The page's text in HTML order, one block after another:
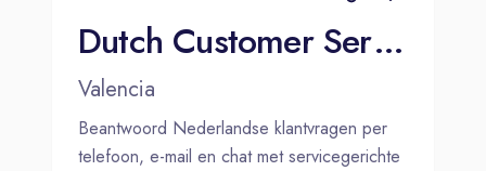
Dutch Customer Service Agent | Valencia | Hybrid
Valencia
Beantwoord Nederlandse klantvragen per
telefoon, e-mail en chat met servicegerichte